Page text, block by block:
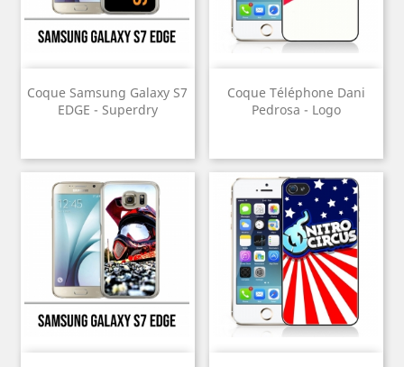
Coque Samsung Galaxy S7
EDGE - Superdry
Coque Téléphone Dani
Pedrosa - Logo